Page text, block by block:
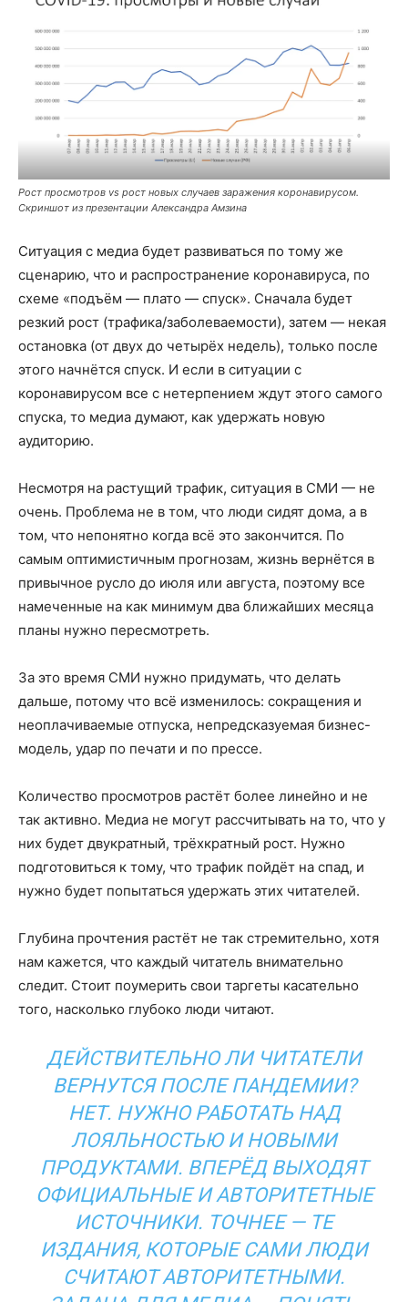
Рост просмотров vs рост новых случаев заражения коронавирусом.
Скриншот из презентации Александра Амзина
Ситуация с медиа будет развиваться по тому же
сценарию, что и распространение коронавируса, по
схеме «подъём — плато — спуск». Сначала будет
резкий рост (трафика/заболеваемости), затем — некая
остановка (от двух до четырёх недель), только после
этого начнётся спуск. И если в ситуации с
коронавирусом все с нетерпением ждут этого самого
спуска, то медиа думают, как удержать новую
аудиторию.
Несмотря на растущий трафик, ситуация в СМИ — не
очень. Проблема не в том, что люди сидят дома, а в
том, что непонятно когда всё это закончится. По
самым оптимистичным прогнозам, жизнь вернётся в
привычное русло до июля или августа, поэтому все
намеченные на как минимум два ближайших месяца
планы нужно пересмотреть.
За это время СМИ нужно придумать, что делать
дальше, потому что всё изменилось: сокращения и
неоплачиваемые отпуска, непредсказуемая бизнес-
модель, удар по печати и по прессе.
Количество просмотров растёт более линейно и не
так активно. Медиа не могут рассчитывать на то, что у
них будет двукратный, трёхкратный рост. Нужно
подготовиться к тому, что трафик пойдёт на спад, и
нужно будет попытаться удержать этих читателей.
Глубина прочтения растёт не так стремительно, хотя
нам кажется, что каждый читатель внимательно
следит. Стоит поумерить свои таргеты касательно
того, насколько глубоко люди читают.
ДЕЙСТВИТЕЛЬНО ЛИ ЧИТАТЕЛИ
ВЕРНУТСЯ ПОСЛЕ ПАНДЕМИИ?
НЕТ. НУЖНО РАБОТАТЬ НАД
ЛОЯЛЬНОСТЬЮ И НОВЫМИ
ПРОДУКТАМИ. ВПЕРЁД ВЫХОДЯТ
ОФИЦИАЛЬНЫЕ И АВТОРИТЕТНЫЕ
ИСТОЧНИКИ. ТОЧНЕЕ — ТЕ
ИЗДАНИЯ, КОТОРЫЕ САМИ ЛЮДИ
СЧИТАЮТ АВТОРИТЕТНЫМИ.